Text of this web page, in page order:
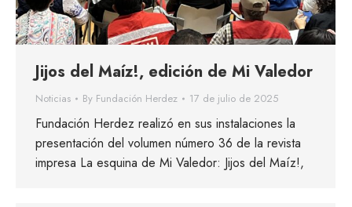
Jijos del Maíz!, edición de Mi Valedor
Noticias By Fundación Herdez 17 de julio de 2025
Fundación Herdez realizó en sus instalaciones la
presentación del volumen número 36 de la revista
impresa La esquina de Mi Valedor: Jijos del Maíz!,